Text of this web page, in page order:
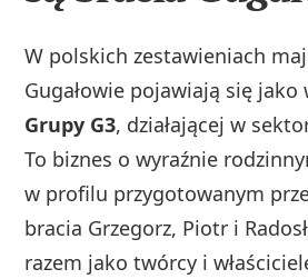
W polskich zestawieniach
Gugałowie pojawiają się jako
Grupy G3, działającej w
To biznes o wyraźnie
w profilu przygotowanym
bracia Grzegorz, Piotr i
razem jako twórcy i